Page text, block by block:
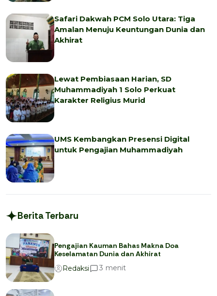
Safari Dakwah PCM Solo Utara: Tiga
Amalan Menuju Keuntungan Dunia dan
Akhirat
Lewat Pembiasaan Harian, SD
Muhammadiyah 1 Solo Perkuat
Karakter Religius Murid
UMS Kembangkan Presensi Digital
untuk Pengajian Muhammadiyah
Berita Terbaru
Pengajian Kauman Bahas Makna Doa
Keselamatan Dunia dan Akhirat
Redaksi
3 menit